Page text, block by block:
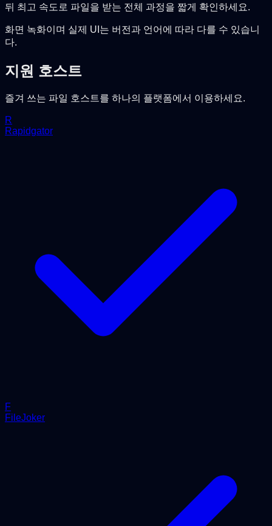
뒤 최고 속도로 파일을 받는 전체 과정을 짧게 확인하세요.
화면 녹화이며 실제 UI는 버전과 언어에 따라 다를 수 있습니
다.
지원 호스트
즐겨 쓰는 파일 호스트를 하나의 플랫폼에서 이용하세요.
R
Rapidgator
F
FileJoker